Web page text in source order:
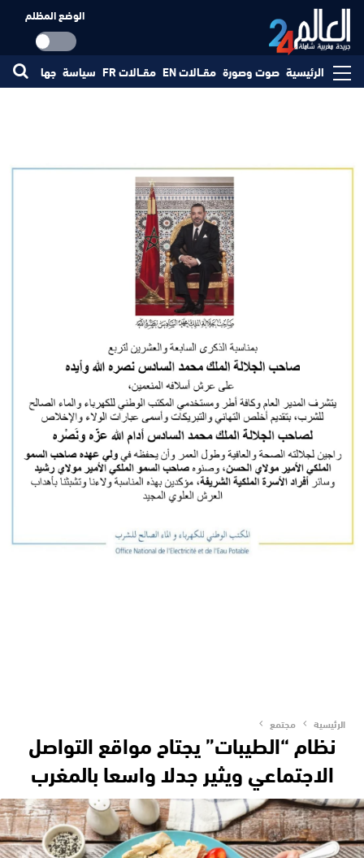
الوضع المظلم
الرئيسية صوت وصورة مقــالات EN مقــالات FR سياسة جهات
الرئيسية مجتمع
نظام “الطيبات” يجتاح مواقع التواصل
الاجتماعي ويثير جدلا واسعا بالمغرب